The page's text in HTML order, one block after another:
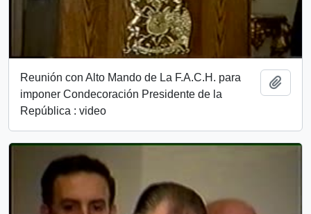
Reunión con Alto Mando de La F.A.C.H. para
imponer Condecoración Presidente de la
República : video